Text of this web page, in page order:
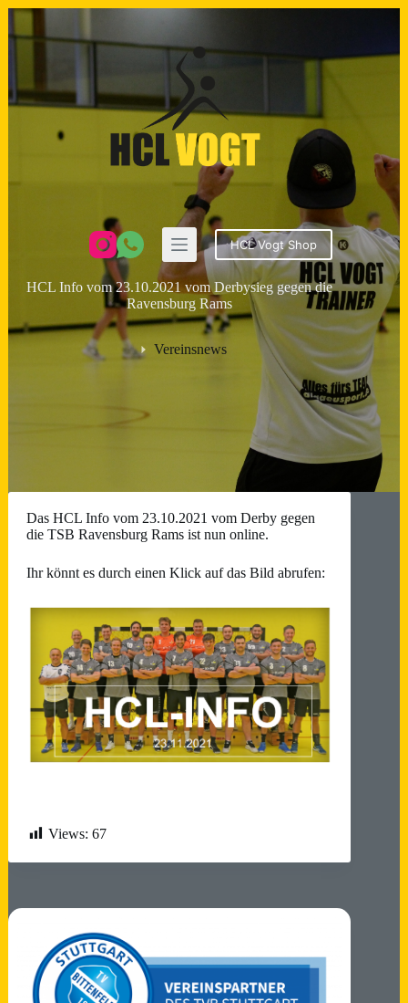
Zum
Inhalt
HCL Vogt Shop
HCL Info vom 23.10.2021 vom Derbysieg gegen die
Ravensburg Rams
Vereinsnews
Das HCL Info vom 23.10.2021 vom Derby gegen
die TSB Ravensburg Rams ist nun online.
Ihr könnt es durch einen Klick auf das Bild abrufen:
Views: 67